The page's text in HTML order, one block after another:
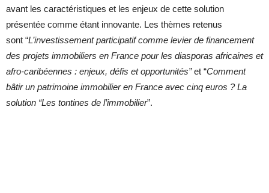
avant les caractéristiques et les enjeux de cette solution
présentée comme étant innovante. Les thèmes retenus
sont “L’investissement participatif comme levier de financement
des projets immobiliers en France pour les diasporas africaines et
afro-caribéennes : enjeux, défis et opportunités”et “Comment
bâtir un patrimoine immobilier en France avec cinq euros ? La
solution “Les tontines de l’immobilier”.